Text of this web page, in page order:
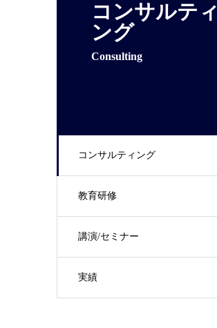
コンサルティ
ング
Consulting
コンサルティング
教育研修
講演/セミナー
実績